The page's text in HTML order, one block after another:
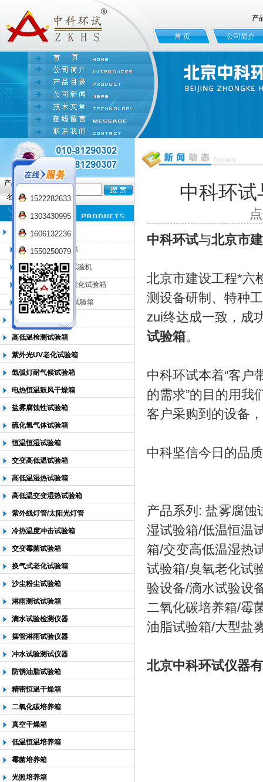
北京中科环试仪器有限公司
产
首 页 公司简介
产品
名:
臭氧老化试验箱
QL-100臭氧老化箱
QL-225臭氧老化试验机
QL-500动态臭氧老化试验箱
QL-0*型臭氧老化试验箱
低温恒温试验箱
高低温检测试验箱
紫外光UV老化试验箱
氙弧灯耐气候试验箱
电热恒温鼓风干燥箱
盐雾腐蚀性试验箱
硫化氢气体试验箱
恒温恒湿试验箱
交变高低温试验箱
高低温湿热试验箱
高低温交变湿热试验箱
紫外线灯管/太阳光灯管
冷热温度冲击试验箱
交变霉菌试验箱
换气式老化试验箱
沙尘粉尘试验箱
淋雨测试试验箱
滴水试验检测仪器
摆管淋雨试验仪器
冲水试验测试仪器
防锈油脂试验箱
精密恒温干燥箱
二氧化碳培养箱
真空干燥箱
低温恒温培养箱
霉菌培养箱
光照培养箱
中科环
中科环试与北京市
北京市建设工程*六
测设备研制、特种
zui终达成一致，成
试验箱。
中科环试本着“客户
的需求”的目的用我
客户采购到的设备
中科坚信今日的品
产品系列: 盐雾腐
湿试验箱/低温恒温
箱/交变高低温湿热
试验箱/臭氧老化试
验设备/滴水试验设
二氧化碳培养箱/霉
油脂试验箱/大型盐
北京中科环试仪器
1522282633
1303430995
1606132236
1550250079